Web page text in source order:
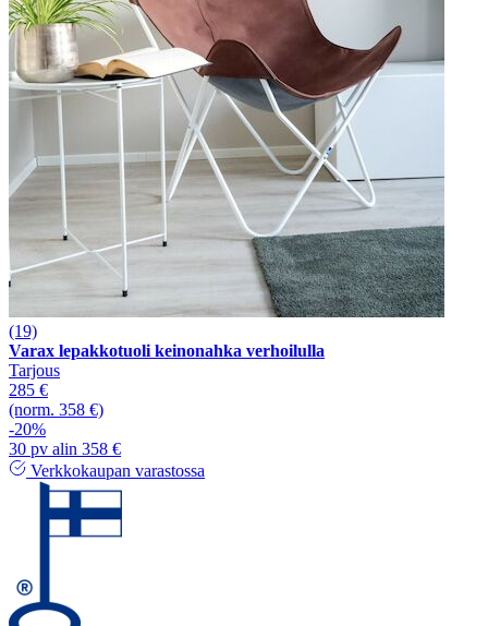
(19)
Varax lepakkotuoli keinonahka verhoilulla
Tarjous
285 €
(norm. 358 €)
-20%
30 pv alin 358 €
Verkkokaupan varastossa